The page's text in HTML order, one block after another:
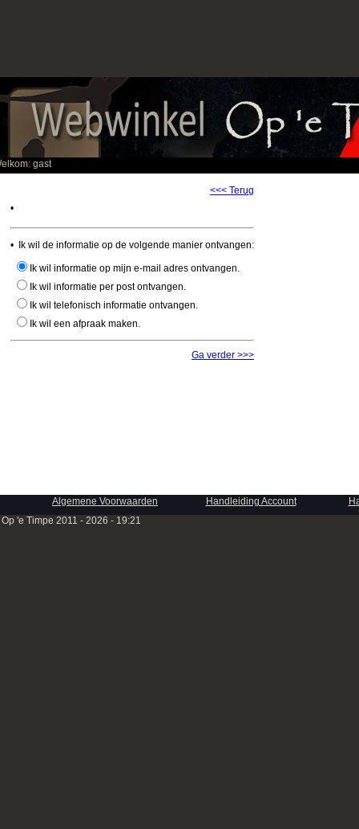
gast
<<< Terug
•
• Ik wil de informatie op de volgende manier ontvangen:
Ik wil informatie op mijn e-mail adres ontvangen.
Ik wil informatie per post ontvangen.
Ik wil telefonisch informatie ontvangen.
Ik wil een afpraak maken.
Ga verder >>>
Algemene Voorwaarden Handleiding Account
'e Timpe 2011 - 2026 - 19:21